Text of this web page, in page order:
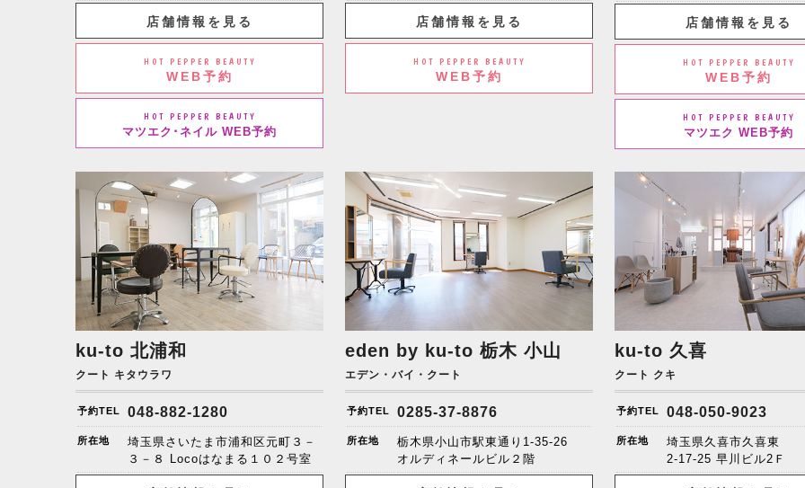
店舗情報を見る
HOT PEPPER BEAUTY
WEB予約
HOT PEPPER BEAUTY
マツエク･ネイル WEB予約
店舗情報を見る
HOT PEPPER BEAUTY
WEB予約
店舗情報を見る
HOT PEPPER BEAUTY
WEB予約
HOT PEPPER BEAUTY
マツエク WEB予約
ku-to 北浦和
クート キタウラワ
予約TEL 048-882-1280
所在地
埼玉県さいたま市浦和区元町３－
３－８ Locoはなまる１０２号室
eden by ku-to 栃木 小山
エデン・バイ・クート
予約TEL 0285-37-8876
所在地
栃木県小山市駅東通り1-35-26
オルディネールビル２階
ku-to 久喜
クート クキ
予約TEL 048-050-9023
所在地
埼玉県久喜市久喜東
2-17-25 早川ビル2Ｆ